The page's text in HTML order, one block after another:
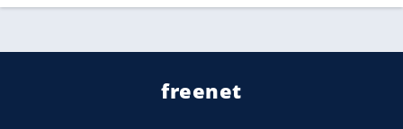
freenet